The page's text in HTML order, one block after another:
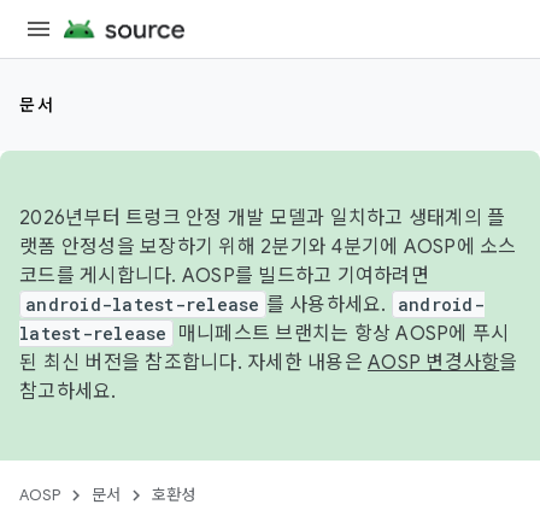
문서
2026년부터 트렁크 안정 개발 모델과 일치하고 생태계의 플
랫폼 안정성을 보장하기 위해 2분기와 4분기에 AOSP에 소스
코드를 게시합니다. AOSP를 빌드하고 기여하려면
android-latest-release 를 사용하세요.
android-
latest-release
매니페스트 브랜치는 항상 AOSP에 푸시
된 최신 버전을 참조합니다. 자세한 내용은 AOSP 변경사항을
참고하세요.
AOSP 문서 호환성